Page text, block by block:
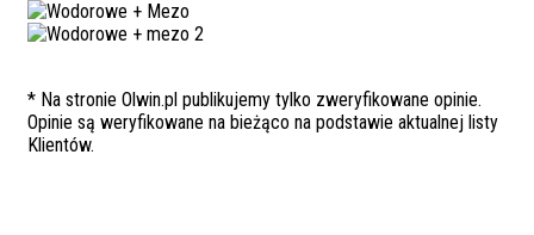
* Na stronie Olwin.pl publikujemy tylko zweryfikowane opinie.
Opinie są weryfikowane na bieżąco na podstawie aktualnej listy
Klientów.